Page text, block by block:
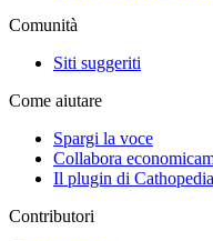
Comunità
Siti suggeriti
Come aiutare
Spargi la voce
Collabora
Il plugin di
Contributori